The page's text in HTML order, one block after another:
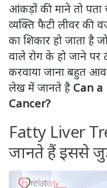
आंकड़ों की माने तो
व्यक्ति फैटी लीवर की
का शिकार हो जाता है
वाले रोग के हो जाने पर
करवाया जाना बहुत
लेख में जानते है Can
Cancer?
Fatty Liver
जानते हैं इससे